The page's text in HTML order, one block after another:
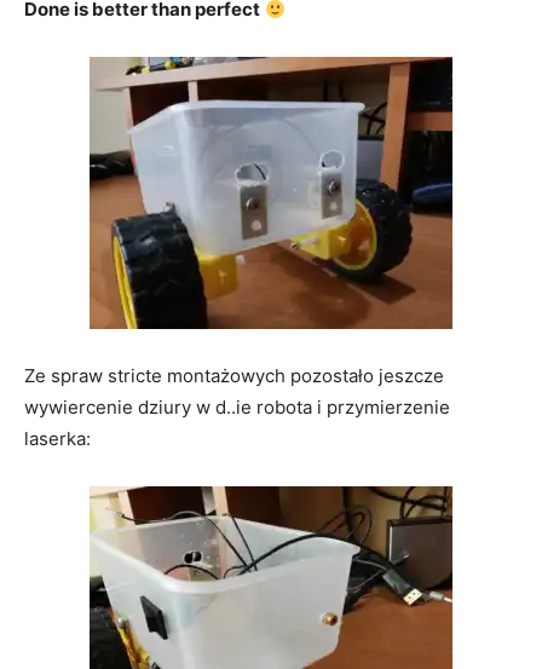
Done is better than perfect
Ze spraw stricte montażowych pozostało jeszcze
wywiercenie dziury w d..ie robota i przymierzenie
laserka: